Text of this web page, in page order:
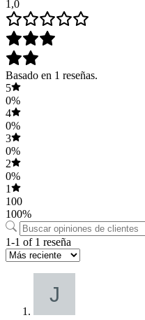
1,0
Basado en 1 reseñas.
5
0%
4
0%
3
0%
2
0%
1
100
100%
1-1 of 1 reseña